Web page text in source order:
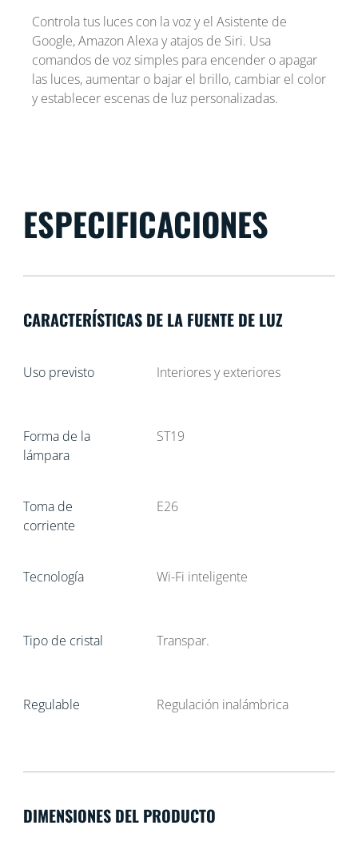
Controla tus luces con la voz y el Asistente de
Google, Amazon Alexa y atajos de Siri. Usa
comandos de voz simples para encender o apagar
las luces, aumentar o bajar el brillo, cambiar el color
y establecer escenas de luz personalizadas.
ESPECIFICACIONES
CARACTERÍSTICAS DE LA FUENTE DE LUZ
Uso previsto Interiores y exteriores
Forma de la
lámpara
ST19
Toma de
corriente
E26
Tecnología Wi-Fi inteligente
Tipo de cristal Transpar.
Regulable Regulación inalámbrica
DIMENSIONES DEL PRODUCTO